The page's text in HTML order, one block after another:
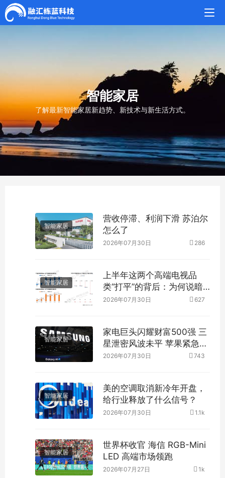
智能家居
了解最新智能家居新趋势、新技术与新生活方式。
智能家居
营收停滞、利润下滑 苏泊尔
怎么了
2026年07月30日 286
智能家居
上半年这两个高端电视品
类“打平”的背后：为何说暗
藏着“玄机”？
2026年07月30日 627
智能家居
家电巨头闪耀财富500强 三
星泄密风波未平 苹果紧急修
复漏洞
2026年07月30日 743
智能家居
美的空调取消新冷年开盘，
给行业释放了什么信号？
2026年07月30日 1.1k
智能家居
世界杯收官 海信 RGB-Mini
LED 高端市场领跑
2026年07月27日 1k